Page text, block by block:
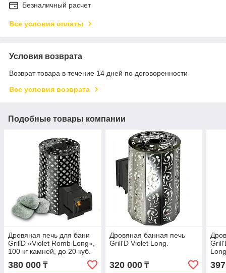
Безналичный расчет
Все условия оплаты
Условия возврата
Возврат товара в течение 14 дней по договоренности
Все условия возврата
Подобные товары компании
Дровяная печь для бани
GrillD «Violet Romb Long»,
100 кг камней, до 20 куб.
380 000 ₸
Дровяная банная печь
Grill'D Violet Long.
320 000₸